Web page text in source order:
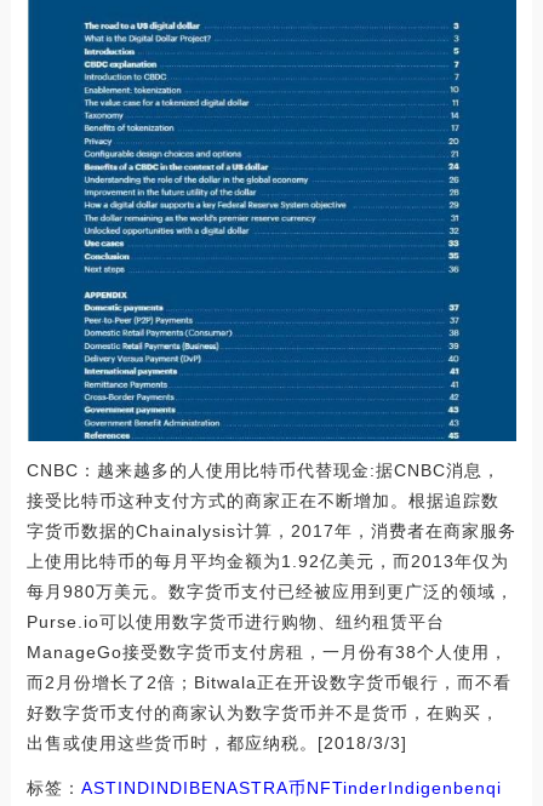
CNBC：越来越多的人使用比特币代替现金:据CNBC消息，
接受比特币这种支付方式的商家正在不断增加。根据追踪数
字货币数据的Chainalysis计算，2017年，消费者在商家服务
上使用比特币的每月平均金额为1.92亿美元，而2013年仅为
每月980万美元。数字货币支付已经被应用到更广泛的领域，
Purse.io可以使用数字货币进行购物、纽约租赁平台
ManageGo接受数字货币支付房租，一月份有38个人使用，
而2月份增长了2倍；Bitwala正在开设数字货币银行，而不看
好数字货币支付的商家认为数字货币并不是货币，在购买，
出售或使用这些货币时，都应纳税。[2018/3/3]
标签： ASTINDINDIBENASTRA币NFTinderIndigenbenqi